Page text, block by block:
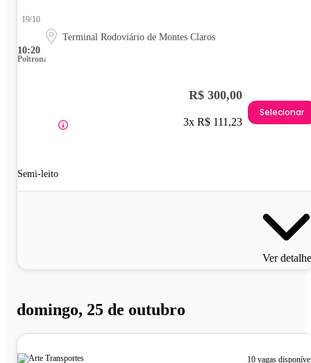
10:20
19/10
Terminal Rodoviário de Montes Claros
Poltrona
Semi-leito
R$ 300,00
3x R$ 111,23
Selecionar
Ver
domingo, 25 de outubro
10 vagas